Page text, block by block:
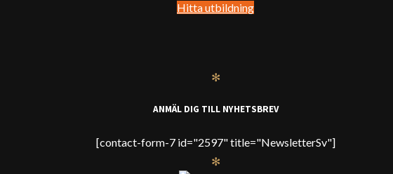
Hitta utbildning
✻
ANMÄL DIG TILL NYHETSBREV
[contact-form-7 id="2597" title="NewsletterSv"]
✻